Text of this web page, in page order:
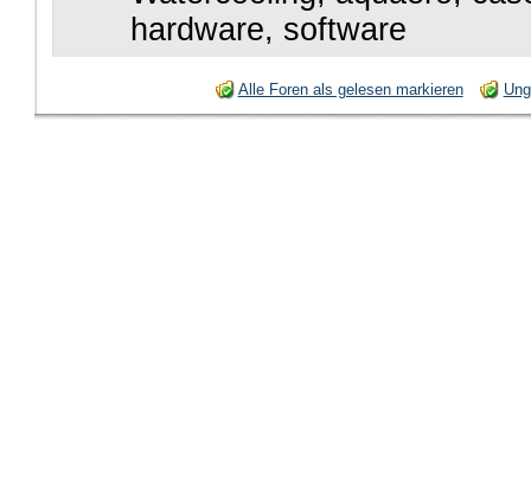
hardware, software
Alle Foren als gelesen markieren